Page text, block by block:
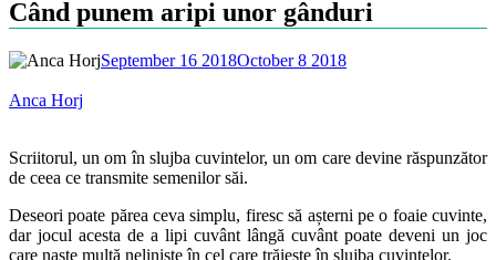
Când punem aripi unor gânduri
September 16 2018October 8 2018
Anca Horj
Scriitorul, un om în slujba cuvintelor, un om care devine răspunzător
de ceea ce transmite semenilor săi.
Deseori poate părea ceva simplu, firesc să așterni pe o foaie cuvinte,
dar jocul acesta de a lipi cuvânt lângă cuvânt poate deveni un joc
care naște multă neliniște în cel care trăiește în slujba cuvintelor.